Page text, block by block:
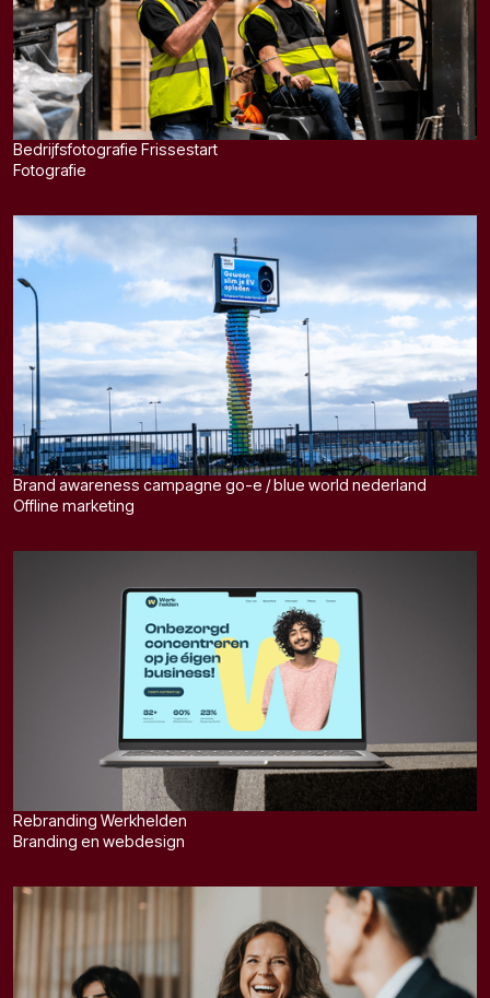
Bedrijfsfotografie Frissestart
Fotografie
Brand awareness campagne go-e / blue world nederland
Offline marketing
Rebranding Werkhelden
Branding en webdesign